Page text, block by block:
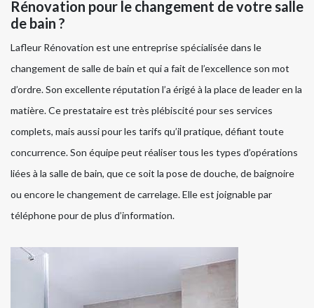
Rénovation pour le changement de votre salle
de bain ?
Lafleur Rénovation est une entreprise spécialisée dans le
changement de salle de bain et qui a fait de l’excellence son mot
d’ordre. Son excellente réputation l’a érigé à la place de leader en la
matière. Ce prestataire est très plébiscité pour ses services
complets, mais aussi pour les tarifs qu’il pratique, défiant toute
concurrence. Son équipe peut réaliser tous les types d’opérations
liées à la salle de bain, que ce soit la pose de douche, de baignoire
ou encore le changement de carrelage. Elle est joignable par
téléphone pour de plus d’information.